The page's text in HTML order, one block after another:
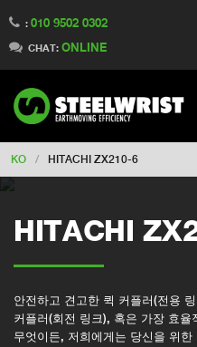
: 010 9502 0302
CHAT: ONLINE
Switch to Finland
Switch to Denmark
Switch to China
Switch to Australia
Change market
KO / HITACHI ZX210-6
HITACHI
안전하고 견고한 퀵 커플러(전용
커플러(회전 링크), 혹은 가장 효
무엇이든, 저희에게는 당신을 위